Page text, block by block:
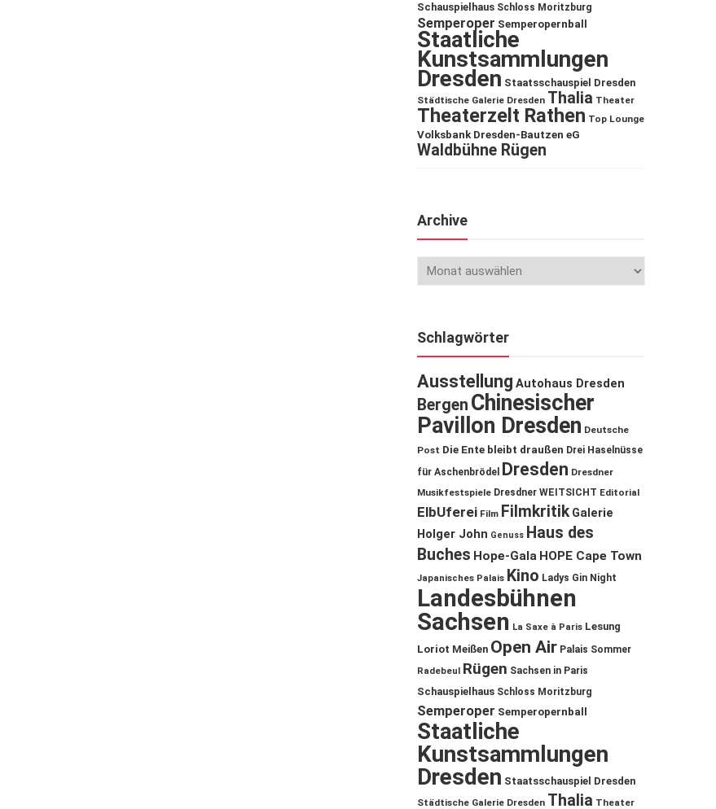
Schauspielhaus Schloss Moritzburg
Semperoper Semperopernball
Staatliche
Kunstsammlungen
Dresden Staatsschauspiel Dresden
Städtische Galerie Dresden Thalia Theater
Theaterzelt Rathen Top Lounge
Volksbank Dresden-Bautzen eG
Waldbühne Rügen
Archive
Schlagwörter
Ausstellung Autohaus Dresden
Bergen Chinesischer
Pavillon Dresden Deutsche
Post Die Ente bleibt draußen Drei Haselnüsse
für Aschenbrödel
Dresden Dresdner
Musikfestspiele Dresdner WEITSICHT Editorial
ElbUferei Film Filmkritik Galerie
Holger John Genuss Haus des
Buches Hope-Gala HOPE Cape Town
Japanisches Palais Kino Ladys Gin Night
Landesbühnen
Sachsen La Saxe à Paris Lesung
Loriot Meißen Open Air Palais Sommer
Radebeul Rügen Sachsen in Paris
Schauspielhaus Schloss Moritzburg
Semperoper Semperopernball
Staatliche
Kunstsammlungen
Dresden Staatsschauspiel Dresden
Städtische Galerie Dresden Thalia Theater